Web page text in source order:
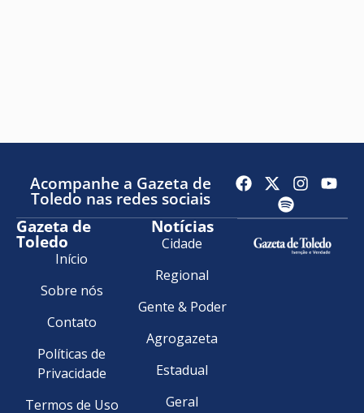
Acompanhe a Gazeta de
Toledo nas redes sociais
Gazeta de
Toledo
Início
Sobre nós
Contato
Políticas de
Privacidade
Termos de Uso
Notícias
Cidade
Regional
Gente & Poder
Agrogazeta
Estadual
Geral